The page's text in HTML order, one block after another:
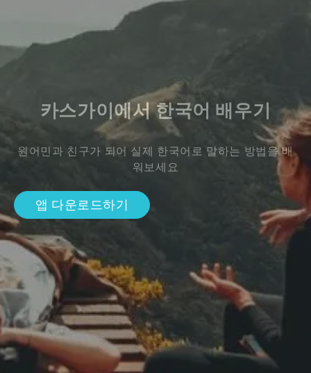
카스가이에서 한국어 배우기
원어민과 친구가 되어 실제 한국어로 말하는 방법을 배
워보세요
앱 다운로드하기